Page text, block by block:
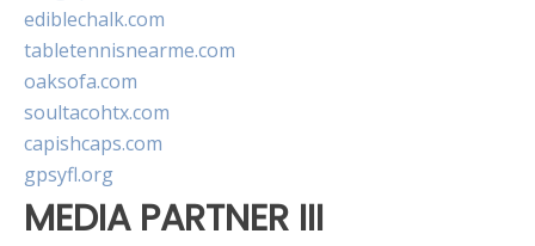
ediblechalk.com
tabletennisnearme.com
oaksofa.com
soultacohtx.com
capishcaps.com
gpsyfl.org
MEDIA PARTNER III